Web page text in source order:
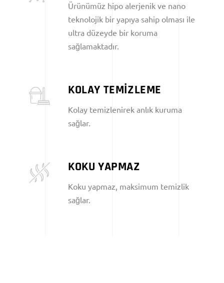
Ürünümüz hipo alerjenik ve nano
teknolojik bir yapıya sahip olması ile
ultra düzeyde bir koruma
sağlamaktadır.
KOLAY TEMİZLEME
Kolay temizlenirek anlık kuruma
sağlar.
KOKU YAPMAZ
Koku yapmaz, maksimum temizlik
sağlar.